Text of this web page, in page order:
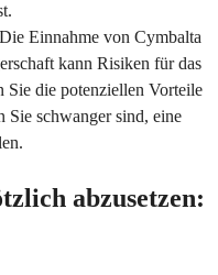
Die Einnahme von Cymbalta
kann Risiken für das
Sie die potenziellen Vorteile
schwanger sind, eine
abzusetzen: